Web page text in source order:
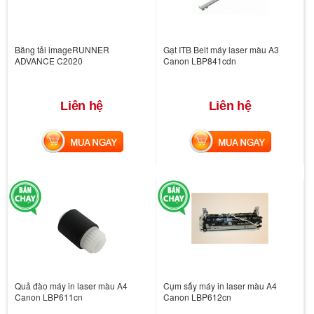
Băng tải imageRUNNER
ADVANCE C2020
Liên hệ
MUA NGAY
Gạt ITB Belt máy laser màu A3
Canon LBP841cdn
Liên hệ
MUA NGAY
Quả đào máy in laser màu A4
Canon LBP611cn
Cụm sấy máy in laser màu A4
Canon LBP612cn